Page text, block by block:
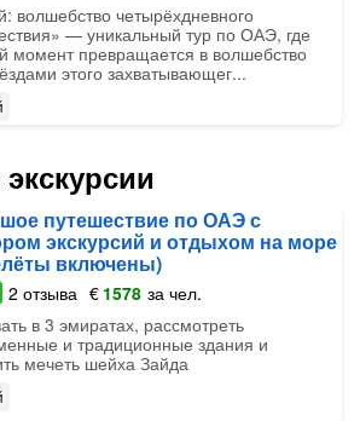
волшебство четырёхдневного
— уникальный тур по ОАЭ, где
момент превращается в волшебство
этого захватывающег...
путешествие по ОАЭ с
экскурсий и отдыхом на море
включены)
2 отзыва € 1578 за чел.
в 3 эмиратах, рассмотреть
и традиционные здания и
мечеть шейха Зайда